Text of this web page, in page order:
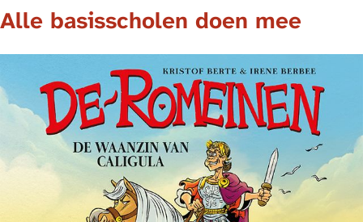
Alle basisscholen doen mee